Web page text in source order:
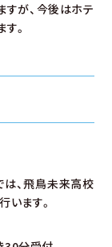
が、今後はホテ
す。
は、飛鳥未来高校
います。